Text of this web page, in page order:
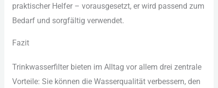
pra︇ktischer Hel︇fer –‬ vor︇ausgesetzt, er wir︇d pas︇send zum︇
Bed︇arf und︇ sor︇gfältig ver︇wendet.
Faz︇it
Tri︇nkwasserfilter bie︇ten im All︇tag vor︇ all︇em dre︇i zen︇trale
Vor︇teile: Sie︇ kön︇nen die︇ Was︇serqualität ver︇bessern, den︇